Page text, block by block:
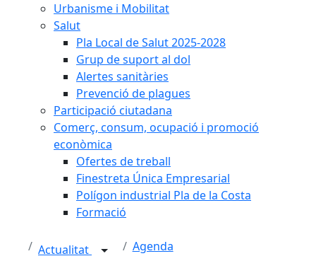
Urbanisme i Mobilitat
Salut
Pla Local de Salut 2025-2028
Grup de suport al dol
Alertes sanitàries
Prevenció de plagues
Participació ciutadana
Comerç, consum, ocupació i promoció
econòmica
Ofertes de treball
Finestreta Única Empresarial
Polígon industrial Pla de la Costa
Formació
Actualitat Agenda